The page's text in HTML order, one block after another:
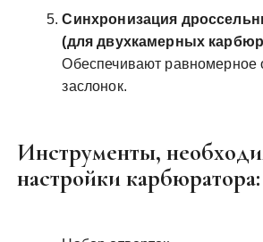
Синхронизация
(для двухкамерных
Обеспечивают равномерное
заслонок.
Инструменты,
настройки карбюратора: